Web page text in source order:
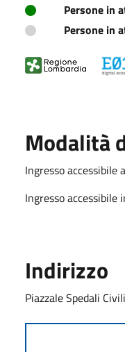
Persone in
Persone in
Modalità
Ingresso accessibile
Ingresso accessibile
Indirizzo
Piazzale Spedali